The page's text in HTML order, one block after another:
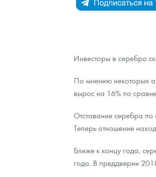
Монеты Россия и СССР
Иностранные
Памятные и старинные
Памятные монеты России
Монеты и жетоны ЗМД
Аксессуары
Подлинность монет
Клуб ЗМД
Памятка для работы с
Услуги
Подбор монет
Новости
Скупка слитков
Наши преимущества
Инвесторы в серебро
По мнению некоторых
вырос на 16% по
Отставание серебра
Теперь отношение
Ближе к концу года,
года. В преддверии